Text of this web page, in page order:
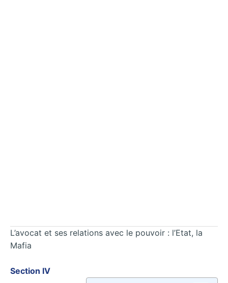
L’avocat et ses relations avec le pouvoir : l’Etat, la
Mafia
Section IV